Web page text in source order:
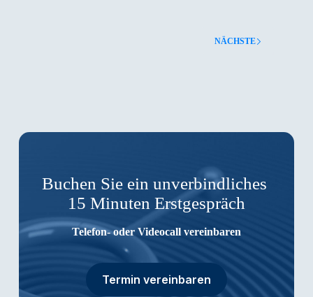
NÄCHSTE
Buchen Sie ein unverbindliches
15 Minuten Erstgespräch
Telefon- oder Videocall vereinbaren
Termin vereinbaren